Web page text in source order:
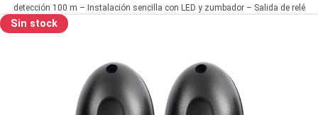
infrarrojos
-
Cableado
detección 100 m – Instalación sencilla con LED y zumbador – Salida de relé
Sin stock